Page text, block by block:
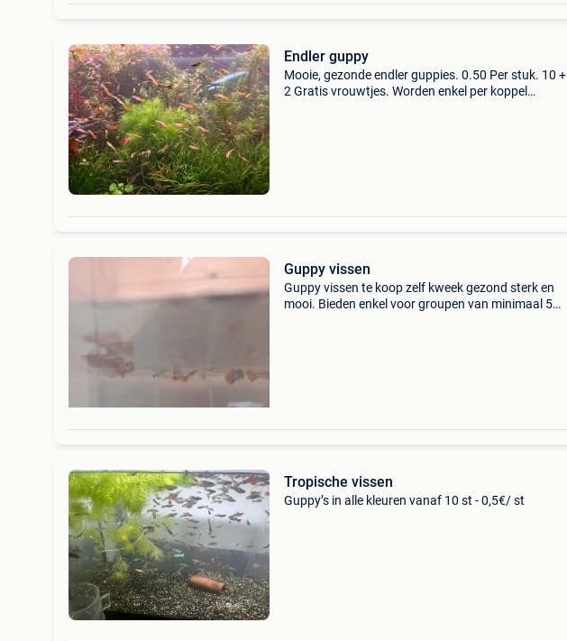
Endler guppy
Mooie, gezonde endler guppies. 0.50 Per stuk. 10 +
2 Gratis vrouwtjes. Worden enkel per koppel
Guppy vissen
Guppy vissen te koop zelf kweek gezond sterk en
mooi. Bieden enkel voor groupen van minimaal 5
Tropische vissen
Guppy’s in alle kleuren vanaf 10 st - 0,5€/ st